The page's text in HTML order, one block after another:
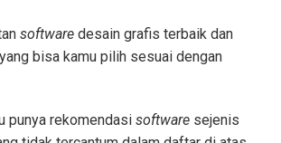
software desain grafis terbaik dan
bisa kamu pilih sesuai dengan
punya rekomendasi software sejenis